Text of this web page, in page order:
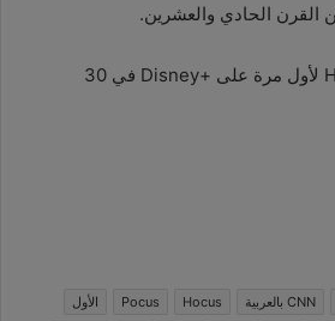
القرن الحادي والعشرين.
يُعرض Hocus Pocus 2 لأول مرة على +Disney في 30
CNN بالعربية Hocus
Pocus
الأول